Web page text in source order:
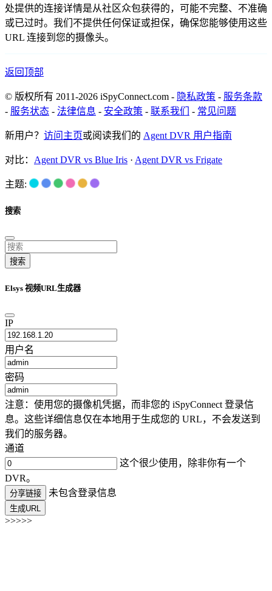
处提供的连接详情是从社区众包获得的，可能不完整、不准确
或已过时。我们不提供任何保证或担保，确保您能够使用这些
URL 连接到您的摄像头。
返回顶部
© 版权所有 2011-2026 iSpyConnect.com - 隐私政策 - 服务条款
- 服务状态 - 法律信息 - 安全政策 - 联系我们 - 常见问题
新用户？ 访问主页或阅读我们的 Agent DVR 用户指南
对比： Agent DVR vs Blue Iris · Agent DVR vs Frigate
主题:
搜索
搜索
Elsys 视频URL生成器
IP
用户名
密码
注意：使用您的摄像机凭据，而非您的 iSpyConnect 登录信
息。这些详细信息仅在本地用于生成您的 URL，不会发送到
我们的服务器。
通道
这个很少使用，除非你有一个
DVR。
分享链接 未包含登录信息
生成URL
>>>>>